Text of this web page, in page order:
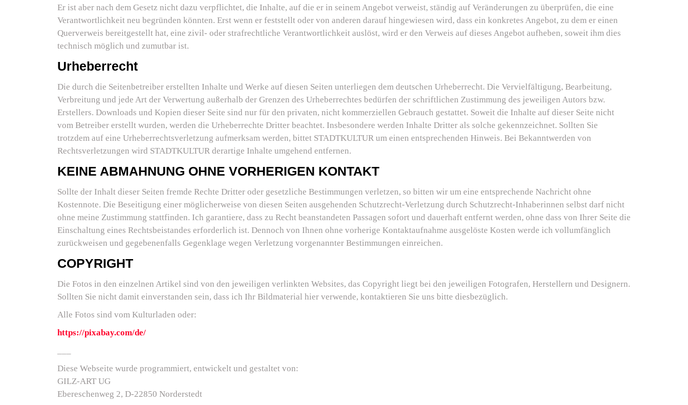
Er ist aber nach dem Gesetz nicht dazu verpflichtet, die Inhalte, auf die er in seinem Angebot verweist, ständig auf Veränderungen zu überprüfen, die eine
Verantwortlichkeit neu begründen könnten. Erst wenn er feststellt oder von anderen darauf hingewiesen wird, dass ein konkretes Angebot, zu dem er einen
Querverweis bereitgestellt hat, eine zivil- oder strafrechtliche Verantwortlichkeit auslöst, wird er den Verweis auf dieses Angebot aufheben, soweit ihm dies
technisch möglich und zumutbar ist.
Urheberrecht
Die durch die Seitenbetreiber erstellten Inhalte und Werke auf diesen Seiten unterliegen dem deutschen Urheberrecht. Die Vervielfältigung, Bearbeitung,
Verbreitung und jede Art der Verwertung außerhalb der Grenzen des Urheberrechtes bedürfen der schriftlichen Zustimmung des jeweiligen Autors bzw.
Erstellers. Downloads und Kopien dieser Seite sind nur für den privaten, nicht kommerziellen Gebrauch gestattet. Soweit die Inhalte auf dieser Seite nicht
vom Betreiber erstellt wurden, werden die Urheberrechte Dritter beachtet. Insbesondere werden Inhalte Dritter als solche gekennzeichnet. Sollten Sie
trotzdem auf eine Urheberrechtsverletzung aufmerksam werden, bittet STADTKULTUR um einen entsprechenden Hinweis. Bei Bekanntwerden von
Rechtsverletzungen wird STADTKULTUR derartige Inhalte umgehend entfernen.
KEINE ABMAHNUNG OHNE VORHERIGEN KONTAKT
Sollte der Inhalt dieser Seiten fremde Rechte Dritter oder gesetzliche Bestimmungen verletzen, so bitten wir um eine entsprechende Nachricht ohne
Kostennote. Die Beseitigung einer möglicherweise von diesen Seiten ausgehenden Schutzrecht-Verletzung durch Schutzrecht-Inhaberinnen selbst darf nicht
ohne meine Zustimmung stattfinden. Ich garantiere, dass zu Recht beanstandeten Passagen sofort und dauerhaft entfernt werden, ohne dass von Ihrer Seite die
Einschaltung eines Rechtsbeistandes erforderlich ist. Dennoch von Ihnen ohne vorherige Kontaktaufnahme ausgelöste Kosten werde ich vollumfänglich
zurückweisen und gegebenenfalls Gegenklage wegen Verletzung vorgenannter Bestimmungen einreichen.
COPYRIGHT
Die Fotos in den einzelnen Artikel sind von den jeweiligen verlinkten Websites, das Copyright liegt bei den jeweiligen Fotografen, Herstellern und Designern.
Sollten Sie nicht damit einverstanden sein, dass ich Ihr Bildmaterial hier verwende, kontaktieren Sie uns bitte diesbezüglich.
Alle Fotos sind vom Kulturladen oder:
https://pixabay.com/de/
Diese Webseite wurde programmiert, entwickelt und gestaltet von:
GILZ-ART UG
Ebereschenweg 2, D-22850 Norderstedt